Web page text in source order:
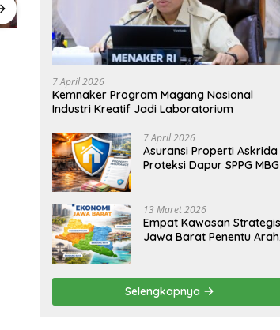
Askrida Dukung
Pemberantasan Korupsi
Asuransi
dan
7 April 2026
Kemnaker Program Magang Nasional
Industri Kreatif Jadi Laboratorium
7 April 2026
Asuransi Properti Askrida
Proteksi Dapur SPPG MBG
13 Maret 2026
Empat Kawasan Strategis
Jawa Barat Penentu Arah
Selengkapnya